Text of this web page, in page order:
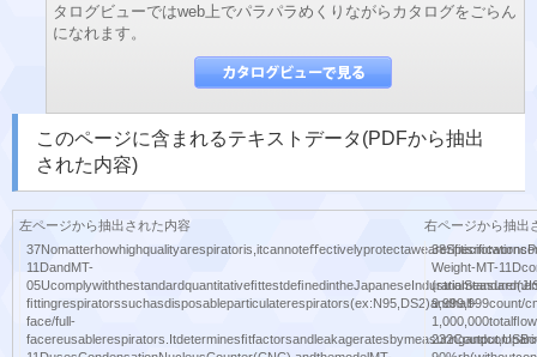
タログビューではweb上でパラパラめくりながらカタログをごらん
になれます。
このページに含まれるテキストデータ(PDFから抽出
された内容)
左ページから抽出された内容
11DandMT-
ﬁttingrespiratorssuchasdisposableparticulaterespirators(ex:N95,DS2)andhalf-
face/full-
右ページから抽出
Weight-MT-
9,999,999count/